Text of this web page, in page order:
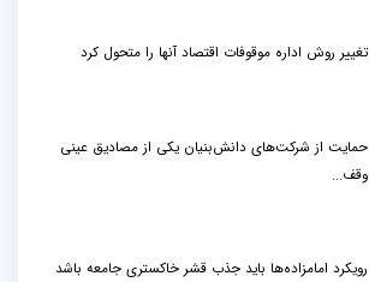
تغییر روش اداره موقوفات اقتصاد آنها را متحول کرد
حمایت از شرکت‌های دانش‌بنیان یکی از مصادیق عینی
وقف...
رویکرد امامزاده‌ها باید جذب قشر خاکستری جامعه باشد